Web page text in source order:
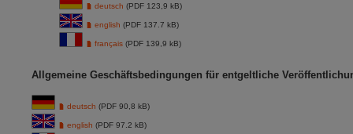
deutsch (PDF 123,9 kB)
english (PDF 137.7 kB)
français (PDF 139,9 kB)
Allgemeine Geschäftsbedingungen für entgeltliche
deutsch (PDF 90,8 kB)
english (PDF 97.2 kB)